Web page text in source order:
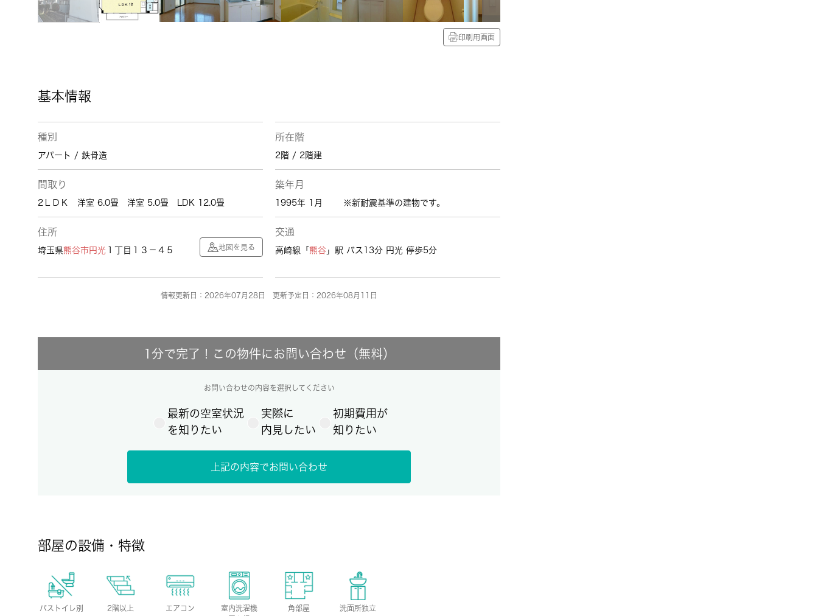
印刷用画面
基本情報
種別
アパート / 鉄骨造
所在階
2階 / 2階建
間取り
2ＬＤＫ 洋室 6.0畳 洋室 5.0畳 LDK 12.0畳
築年月
1995年 1月 ※新耐震基準の建物です。
住所
埼玉県熊谷市円光 １丁目１３－４５ 地図を見る
交通
高崎線「 熊谷 」駅 バス13分 円光 停歩5分
情報更新日：2026年07月28日 更新予定日：2026年08月11日
1分で完了！この物件にお問い合わせ（無料）
お問い合わせの内容を選択してください
最新の空室状況
を知りたい
実際に
内見したい
初期費用が
知りたい
上記の内容でお問い合わせ
部屋の設備・特徴
バストイレ別 2階以上 エアコン
室内洗濯機
角部屋 洗面所独立